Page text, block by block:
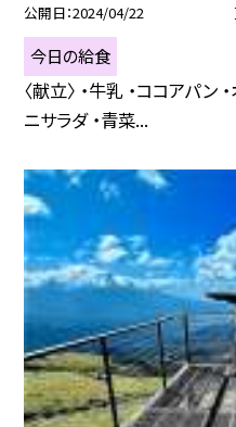
公開日 2024/04/22
今日の給食
〈献立〉 ・牛乳 ・ココアパン
ニサラダ ・青菜...